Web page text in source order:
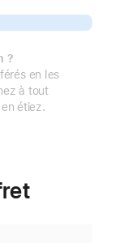
?
en les
à tout
étiez.